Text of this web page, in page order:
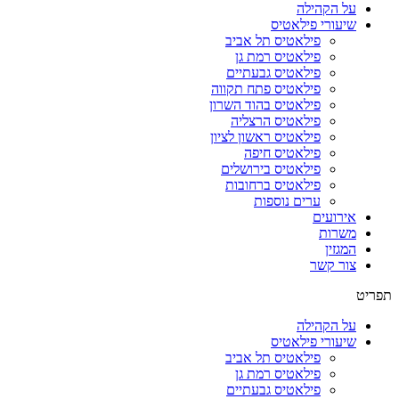
על הקהילה
שיעורי פילאטיס
פילאטיס תל אביב
פילאטיס רמת גן
פילאטיס גבעתיים
פילאטיס פתח תקווה
פילאטיס בהוד השרון
פילאטיס הרצליה
פילאטיס ראשון לציון
פילאטיס חיפה
פילאטיס בירושלים
פילאטיס ברחובות
ערים נוספות
אירועים
משרות
המגזין
צור קשר
תפריט
על הקהילה
שיעורי פילאטיס
פילאטיס תל אביב
פילאטיס רמת גן
פילאטיס גבעתיים